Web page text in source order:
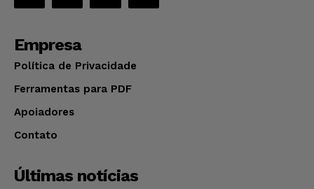
Empresa
Política de Privacidade
Ferramentas para PDF
Apoiadores
Contato
Últimas notícias